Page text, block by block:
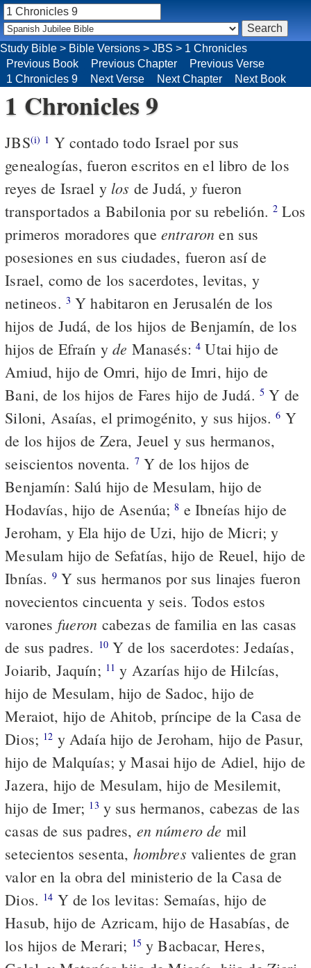
Study Bible > Bible Versions > JBS > 1 Chronicles
Previous Book
Previous Chapter
Previous Verse
1 Chronicles 9
Next Verse Next Chapter Next Book
1 Chronicles 9
JBS(i) 1 Y contado todo Israel por sus
genealogías, fueron escritos en el libro de los
reyes de Israel y los de Judá,y fueron
transportados a Babilonia por su rebelión.2 Los
primeros moradores que entraron en sus
posesiones en sus ciudades, fueron así de
Israel, como de los sacerdotes, levitas, y
netineos. 3 Y habitaron en Jerusalén de los
hijos de Judá, de los hijos de Benjamín, de los
hijos de Efraín yde Manasés:4 Utai hijo de
Amiud, hijo de Omri, hijo de Imri, hijo de
Bani, de los hijos de Fares hijo de Judá. 5 Y de
Siloni, Asaías, el primogénito, y sus hijos.6 Y
de los hijos de Zera, Jeuel y sus hermanos,
seiscientos noventa. 7Y de los hijos de
Benjamín: Salú hijo de Mesulam, hijo de
Hodavías, hijo de Asenúa;8 e Ibneías hijo de
Jeroham, y Ela hijo de Uzi, hijo de Micri; y
Mesulam hijo de Sefatías, hijo de Reuel, hijo de
Ibnías. 9Y sus hermanos por sus linajes fueron
novecientos cincuenta y seis. Todos estos
varones fueron cabezas de familia en las casas
de sus padres. 10Y de los sacerdotes: Jedaías,
Joiarib, Jaquín; 11 y Azarías hijo de Hilcías,
hijo de Mesulam, hijo de Sadoc, hijo de
Meraiot, hijo de Ahitob, príncipe de la Casa de
Dios; 12 y Adaía hijo de Jeroham, hijo de Pasur,
hijo de Malquías; y Masai hijo de Adiel, hijo de
Jazera, hijo de Mesulam, hijo de Mesilemit,
hijo de Imer; 13 y sus hermanos, cabezas de las
casas de sus padres, en número de mil
setecientos sesenta, hombres valientes de gran
valor en la obra del ministerio de la Casa de
Dios. 14 Y de los levitas: Semaías, hijo de
Hasub, hijo de Azricam, hijo de Hasabías, de
los hijos de Merari; 15 y Bacbacar, Heres,